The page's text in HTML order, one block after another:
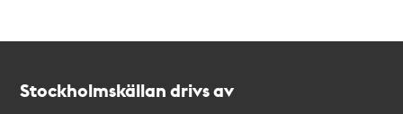
Stockholmskällan drivs av